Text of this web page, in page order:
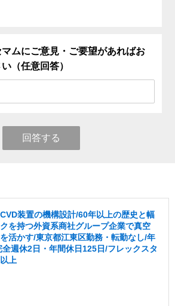
ムにご意見・ご要望があればお
（任意回答）
回答する
装置の機構設計/60年以上の歴史と幅
を持つ外資系商社グループ企業で真空
活かす/東京都江東区勤務・転勤なし/年
週休2日・年間休日125日/フレックスタ
上